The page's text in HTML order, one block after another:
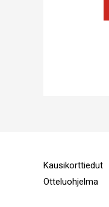
Kausikorttiedut
Otteluohjelma